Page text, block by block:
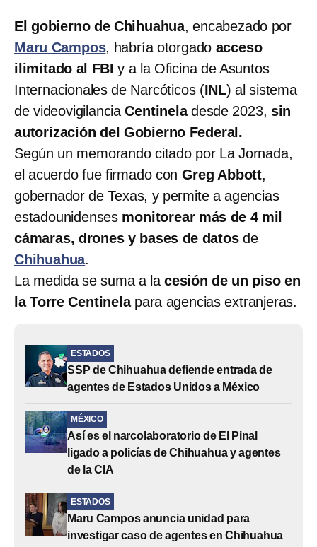
El gobierno de Chihuahua, encabezado por
Maru Campos, habría otorgado acceso
ilimitado al FBI y a la Oficina de Asuntos
Internacionales de Narcóticos (INL) al sistema
de videovigilanciaCentineladesde 2023, sin
autorización del Gobierno Federal.
Según un memorando citado por La Jornada,
el acuerdo fue firmado con Greg Abbott,
gobernador de Texas, y permite a agencias
estadounidenses monitorear más de 4 mil
cámaras, drones y bases de datosde
Chihuahua.
La medida se suma a la cesión de un piso en
la Torre Centinelapara agencias extranjeras.
ESTADOS
SSP de Chihuahua defiende entrada de
agentes de Estados Unidos a México
MÉXICO
Así es el narcolaboratorio de El Pinal
ligado a policías de Chihuahua y agentes
de la CIA
ESTADOS
Maru Campos anuncia unidad para
investigar caso de agentes en Chihuahua